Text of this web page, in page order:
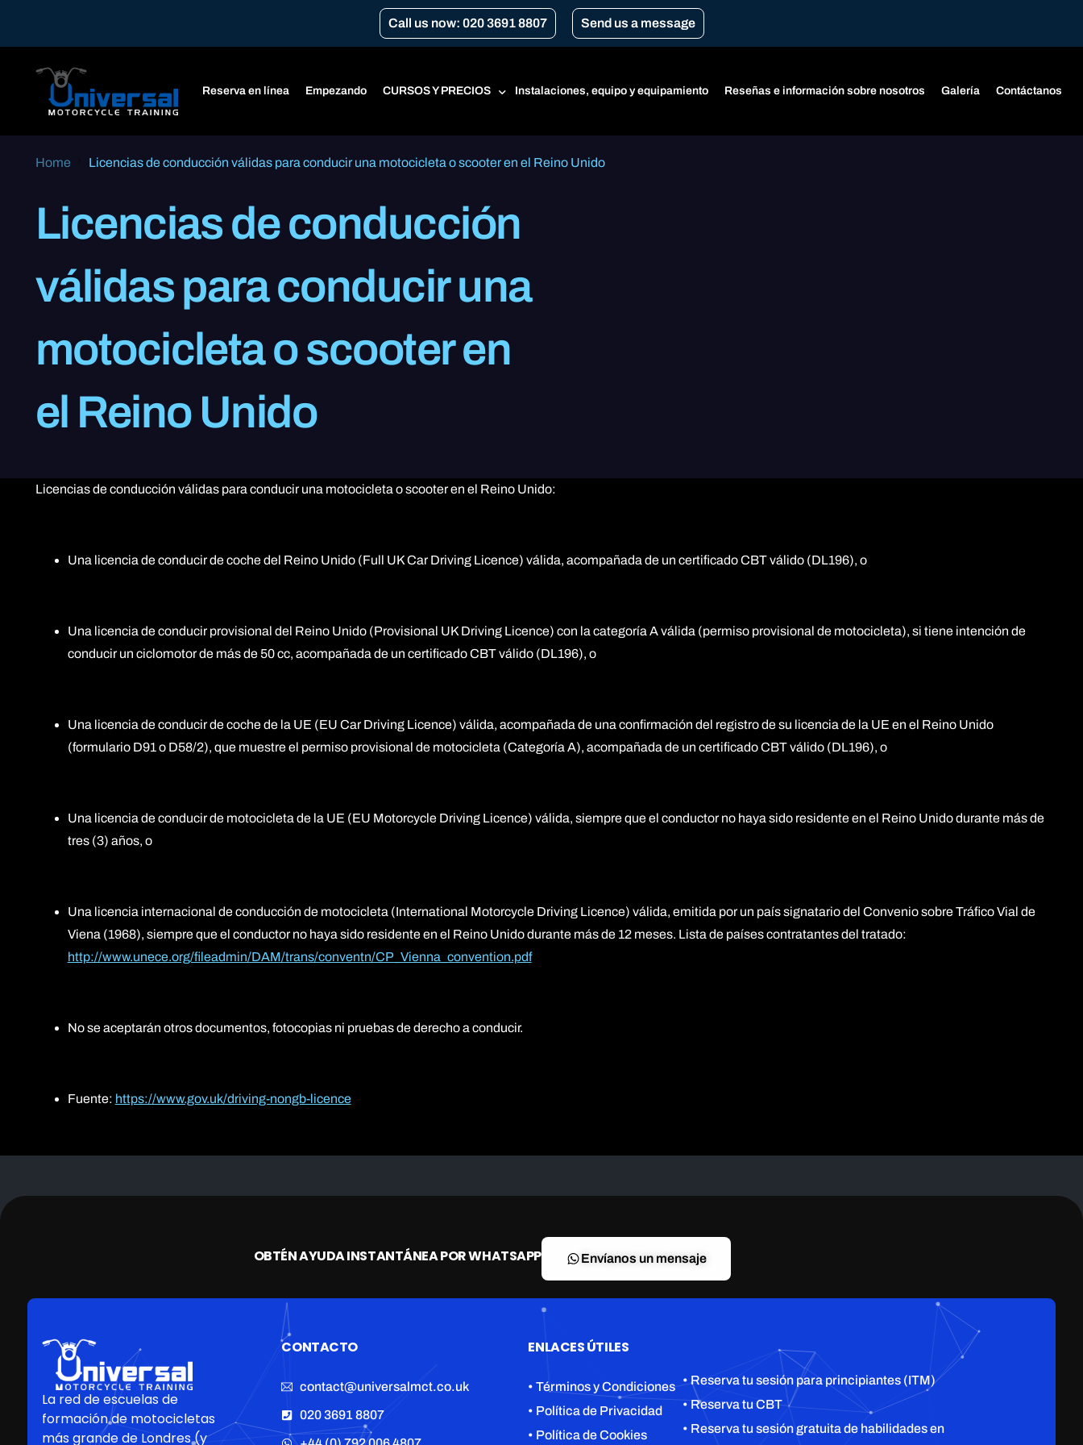
Call us now: 020 3691 8807 Send us a message
Reserva en línea Empezando CURSOS Y PRECIOS
Curso para principiantes
CBT
Renovación del CBT
Transport for London Courses
Conversión de marchas
A1
Entrenamiento avanzado de motociclismo (BMF)
Instalaciones, equipo y equipamiento Reseñas e información sobre nosotros Galería Contáctanos
Home Licencias de conducción válidas para conducir una motocicleta o scooter en el Reino Unido
Licencias de conducción
válidas para conducir una
motocicleta o scooter en
el Reino Unido
Licencias de conducción válidas para conducir una motocicleta o scooter en el Reino Unido:
Una licencia de conducir de coche del Reino Unido (Full UK Car Driving Licence) válida, acompañada de un certificado CBT válido (DL196), o
Una licencia de conducir provisional del Reino Unido (Provisional UK Driving Licence) con la categoría A válida (permiso provisional de motocicleta), si tiene intención de
conducir un ciclomotor de más de 50 cc, acompañada de un certificado CBT válido (DL196), o
Una licencia de conducir de coche de la UE (EU Car Driving Licence) válida, acompañada de una confirmación del registro de su licencia de la UE en el Reino Unido
(formulario D91 o D58/2), que muestre el permiso provisional de motocicleta (Categoría A), acompañada de un certificado CBT válido (DL196), o
Una licencia de conducir de motocicleta de la UE (EU Motorcycle Driving Licence) válida, siempre que el conductor no haya sido residente en el Reino Unido durante más de
tres (3) años, o
Una licencia internacional de conducción de motocicleta (International Motorcycle Driving Licence) válida, emitida por un país signatario del Convenio sobre Tráfico Vial de
Viena (1968), siempre que el conductor no haya sido residente en el Reino Unido durante más de 12 meses. Lista de países contratantes del tratado:
http://www.unece.org/fileadmin/DAM/trans/conventn/CP_Vienna_convention.pdf
No se aceptarán otros documentos, fotocopias ni pruebas de derecho a conducir.
Fuente: https://www.gov.uk/driving-nongb-licence
OBTÉN AYUDA INSTANTÁNEA POR WHATSAPP Envíanos un mensaje
La red de escuelas de
formación de motocicletas
más grande de Londres (y
CONTACTO
contact@universalmct.co.uk
020 3691 8807
ENLACES ÚTILES
• Términos y Condiciones
• Política de Privacidad
• Política de Cookies
• Reserva tu sesión para principiantes (ITM)
• Reserva tu CBT
• Reserva tu sesión gratuita de habilidades en